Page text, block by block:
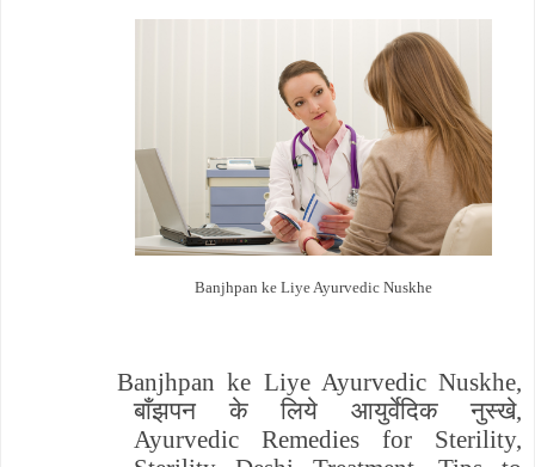
Banjhpan ke Liye Ayurvedic Nuskhe
Banjhpan ke Liye Ayurvedic Nuskhe,
बाँझपन के लिये आयुर्वेदिक नुस्खे,
Ayurvedic Remedies for Sterility,